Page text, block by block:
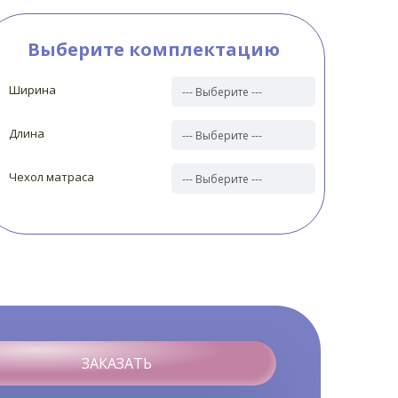
Выберите комплектацию
Ширина
Длина
Чехол матраса
ЗАКАЗАТЬ